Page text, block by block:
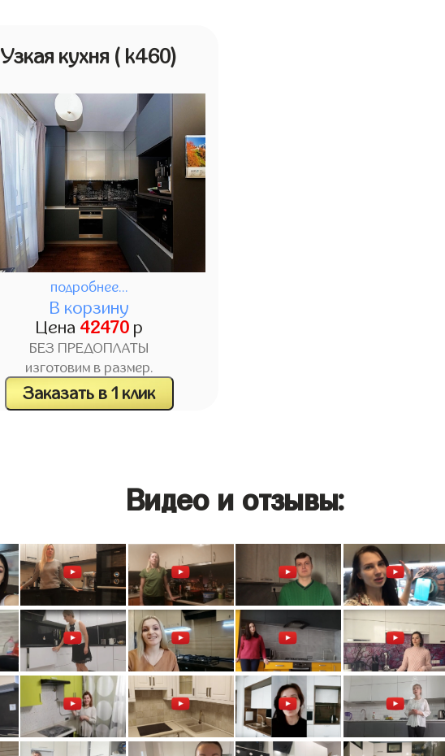
Узкая кухня ( k460)
подробнее...
В корзину
Цена 42470р
БЕЗ ПРЕДОПЛАТЫ
изготовим в размер.
Заказать в 1 клик
Видео и отзывы: